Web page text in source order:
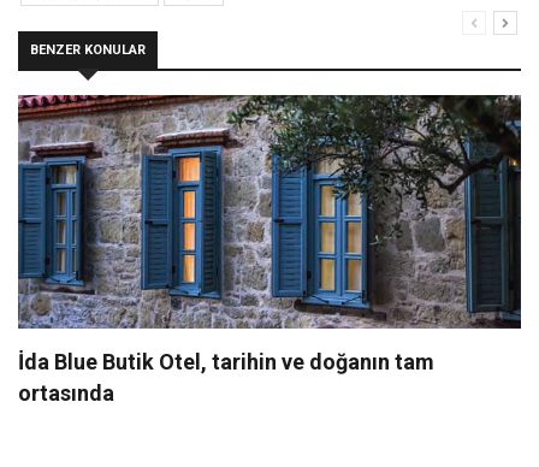
BENZER KONULAR
İda Blue Butik Otel, tarihin ve doğanın tam
ortasında